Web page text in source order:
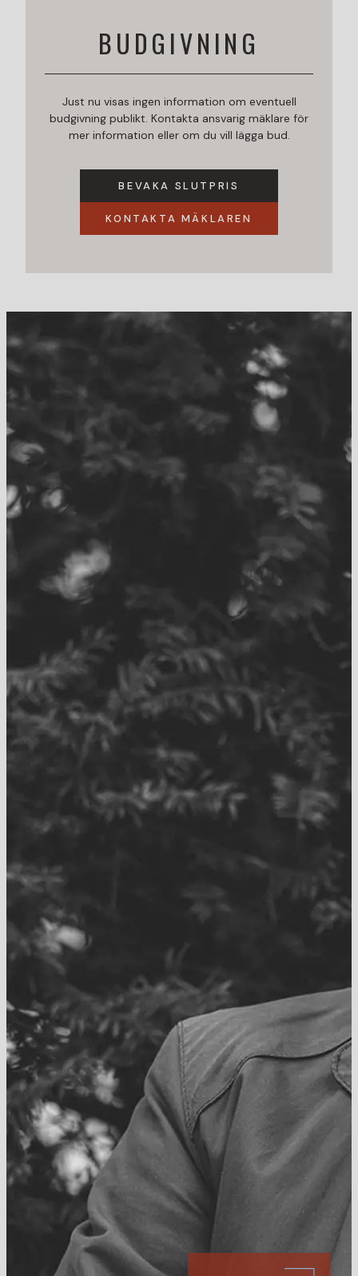
BUDGIVNING
Just nu visas ingen information om eventuell
budgivning publikt. Kontakta ansvarig mäklare för
mer information eller om du vill lägga bud.
BEVAKA SLUTPRIS
KONTAKTA MÄKLAREN